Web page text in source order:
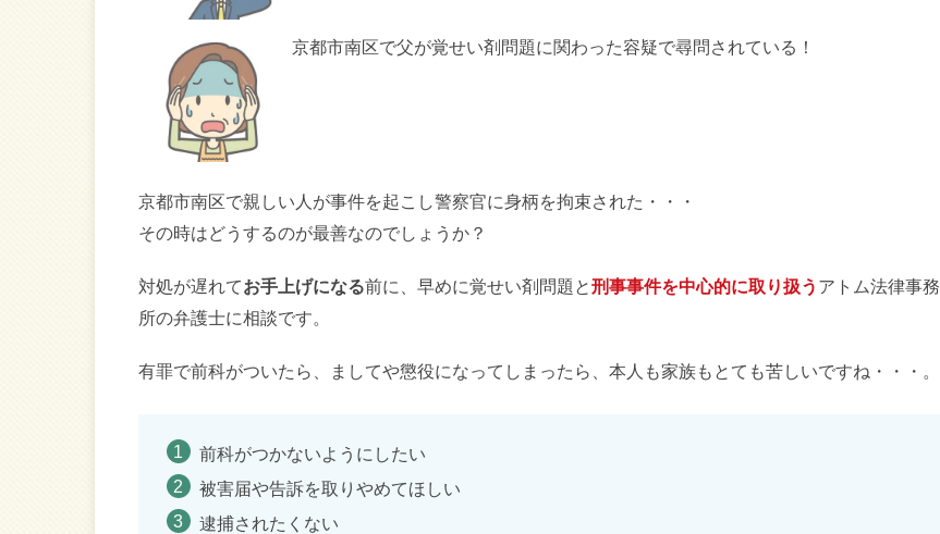
京都市南区で父が覚せい剤問題に関わった容疑で尋問されている！
京都市南区で親しい人が事件を起こし警察官に身柄を拘束された・・・
その時はどうするのが最善なのでしょうか？
対処が遅れてお手上げになる前に、早めに覚せい剤問題と刑事事件を中心的に取り扱う アトム法律事務
所の弁護士に相談です。
有罪で前科がついたら、ましてや懲役になってしまったら、本人も家族もとても苦しいですね・・・。
前科がつかないようにしたい
被害届や告訴を取りやめてほしい
逮捕されたくない